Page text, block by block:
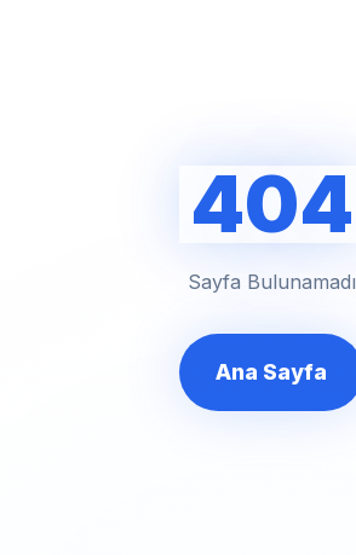
404
Sayfa Bulunamadı
Ana Sayfa